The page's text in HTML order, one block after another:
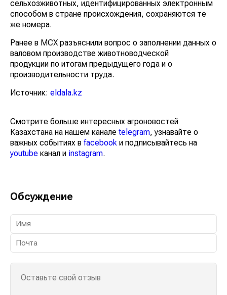
сельхозживотных, идентифицированных электронным
способом в стране происхождения, сохраняются те
же номера.
Ранее в МСХ разъяснили вопрос о заполнении данных о
валовом производстве животноводческой
продукции по итогам предыдущего года и о
производительности труда.
Источник: eldala.kz
Смотрите больше интересных агроновостей
Казахстана на нашем канале telegram, узнавайте о
важных событиях в facebook и подписывайтесь на
youtube канал и instagram.
Обсуждение